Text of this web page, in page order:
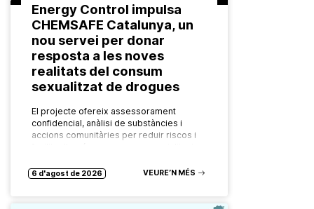
Energy Control impulsa
CHEMSAFE Catalunya, un
nou servei per donar
resposta a les noves
realitats del consum
sexualitzat de drogues
El projecte ofereix assessorament
confidencial, anàlisi de substàncies i
accions comunitàries per reduir riscos i
evolucionen constantment. També ho…
6 d'agost de 2026 VEURE’N MÉS